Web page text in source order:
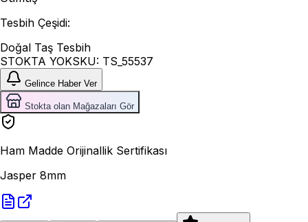
Tesbih Çeşidi:
Doğal Taş Tesbih
STOKTA YOKSKU: TS_55537
Gelince Haber Ver
Stokta olan Mağazaları Gör
Ham Madde Orijinallik Sertifikası
Jasper 8mm